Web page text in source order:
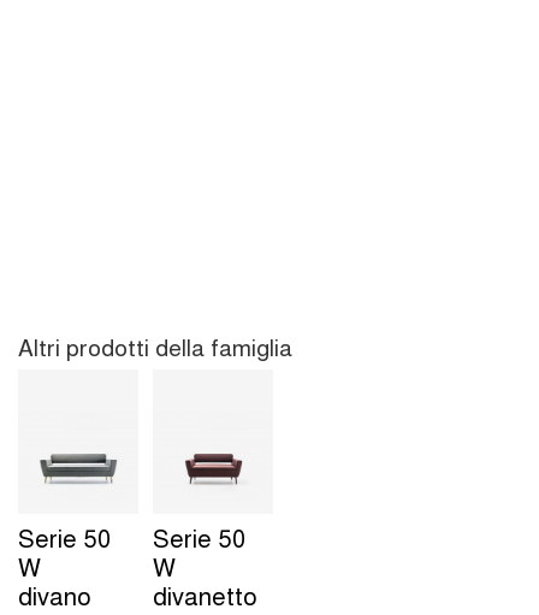
Altri prodotti della famiglia
Serie 50
W
divano
Serie 50
W
divanetto